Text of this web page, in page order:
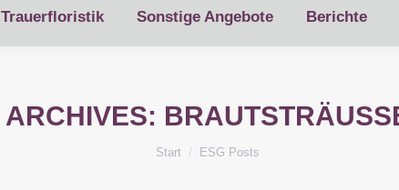
Trauerfloristik Sonstige Angebote Berichte
ARCHIVES: BRAUTSTRÄUSSE
Sie befinden sich hier:
Start ESG Posts